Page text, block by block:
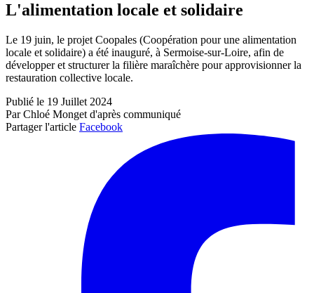
L'alimentation locale et solidaire
Le 19 juin, le projet Coopales (Coopération pour une alimentation
locale et solidaire) a été inauguré, à Sermoise-sur-Loire, afin de
développer et structurer la filière maraîchère pour approvisionner la
restauration collective locale.
Publié le 19 Juillet 2024
Par Chloé Monget d'après communiqué
Partager l'article Facebook